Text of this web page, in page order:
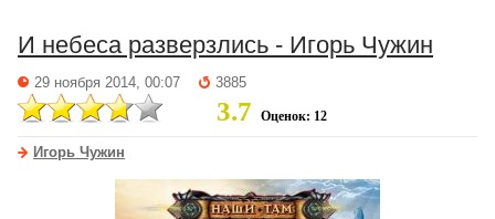
И небеса разверзлись - Игорь Чужин
29 ноября 2014, 00:07 3885
3.7 Оценок: 12
Игорь Чужин